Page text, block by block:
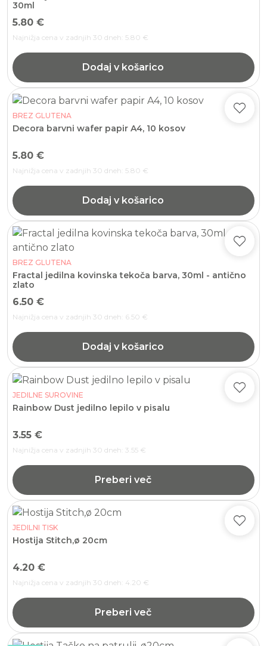
30ml
5.80 €
Najnižja cena v zadnjih 30 dneh: 5.80 €
Dodaj v košarico
BREZ GLUTENA
Decora barvni wafer papir A4, 10 kosov
5.80 €
Najnižja cena v zadnjih 30 dneh: 5.80 €
Dodaj v košarico
BREZ GLUTENA
Fractal jedilna kovinska tekoča barva, 30ml - antično
zlato
6.50 €
Najnižja cena v zadnjih 30 dneh: 6.50 €
Dodaj v košarico
JEDILNE SUROVINE
Rainbow Dust jedilno lepilo v pisalu
3.55 €
Najnižja cena v zadnjih 30 dneh: 3.55 €
Preberi več
JEDILNI TISK
Hostija Stitch,ø 20cm
4.20 €
Najnižja cena v zadnjih 30 dneh: 4.20 €
Preberi več